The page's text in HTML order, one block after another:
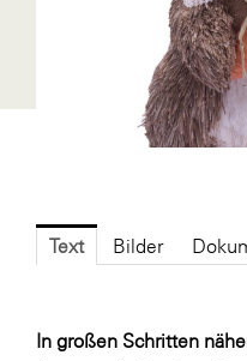
FG UBIT Salzburg
FRoSTA
Gardena
Text Bilder
In großen Schritten